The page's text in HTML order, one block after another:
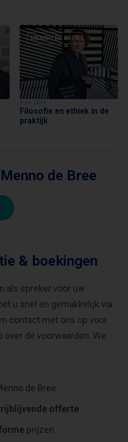
MENNO DE BREE
Filosofie en ethiek in de
praktijk
de Bree
& boekingen
als spreker voor uw
u snel en gemakkelijk via
contact met ons op voor
de voorwaarden. We
de Bree
offerte
prijzen